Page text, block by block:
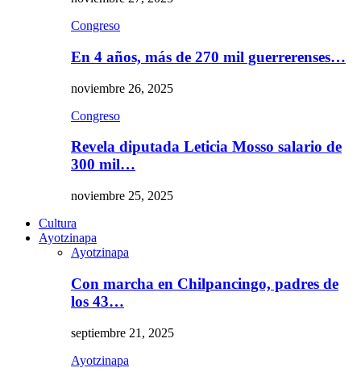
Congreso
En 4 años, más de 270 mil guerrerenses…
noviembre 26, 2025
Congreso
Revela diputada Leticia Mosso salario de
300 mil…
noviembre 25, 2025
Cultura
Ayotzinapa
Ayotzinapa
Con marcha en Chilpancingo, padres de
los 43…
septiembre 21, 2025
Ayotzinapa